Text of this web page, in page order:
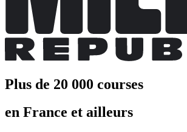
Plus de 20 000 courses
en France et ailleurs